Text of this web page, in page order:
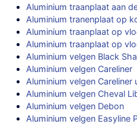
Aluminium traanplaat aan
Aluminium tranenplaat op
Aluminium traanplaat op
Aluminium traanplaat op
Aluminium velgen Black
Aluminium velgen Careliner
Aluminium velgen Careliner
Aluminium velgen Cheval
Aluminium velgen Debon
Aluminium velgen Easyline